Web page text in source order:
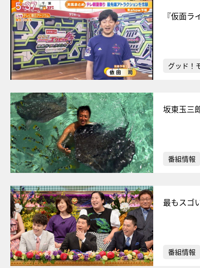
『仮面
グッド！
坂東玉三
番組情報
最もスゴ
番組情報